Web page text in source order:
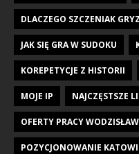
DLACZEGO SZCZENIAK
JAK SIĘ GRA W SUDOKU
KOREPETYCJE Z HISTORII
MOJE IP NAJCZĘSTSZE
OFERTY PRACY
POZYCJONOWANIE